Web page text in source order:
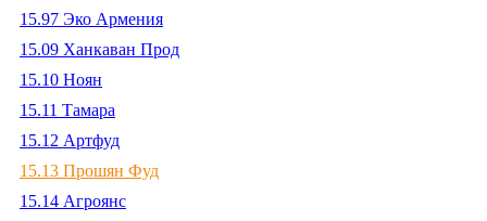
15.97 Эко Армения
15.09 Ханкаван Прод
15.10 Ноян
15.11 Тамара
15.12 Артфуд
15.13 Прошян Фуд
15.14 Агроянс